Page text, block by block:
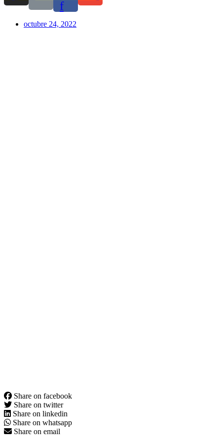
f
octubre 24, 2022
Share on facebook
Share on twitter
Share on linkedin
Share on whatsapp
Share on email